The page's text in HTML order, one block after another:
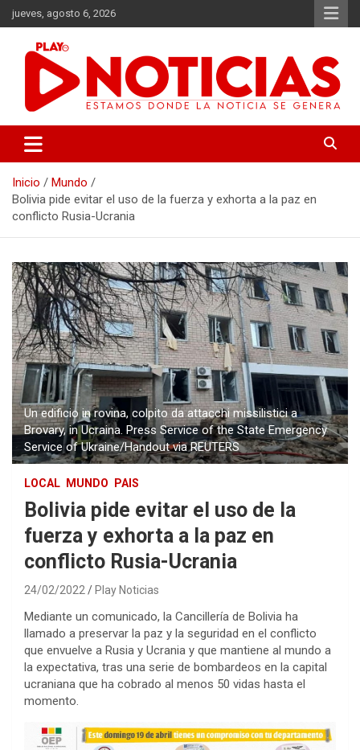
Saltar
al
contenido
jueves, agosto 6, 2026
Play Noticias
Inicio
Mundo
Bolivia pide evitar el uso de la fuerza y exhorta a la paz en
conflicto Rusia-Ucrania
Un edificio in rovina, colpito da attacchi missilistici a
Brovary, in Ucraina. Press Service of the State Emergency
Service of Ukraine/Handout via REUTERS
LOCAL MUNDO PAIS
Bolivia pide evitar el uso de la
fuerza y exhorta a la paz en
conflicto Rusia-Ucrania
24/02/2022 Play Noticias
Mediante un comunicado, la Cancillería de Bolivia ha
llamado a preservar la paz y la seguridad en el conflicto
que envuelve a Rusia y Ucrania y que mantiene al mundo a
la expectativa, tras una serie de bombardeos en la capital
ucraniana que ha cobrado al menos 50 vidas hasta el
momento.